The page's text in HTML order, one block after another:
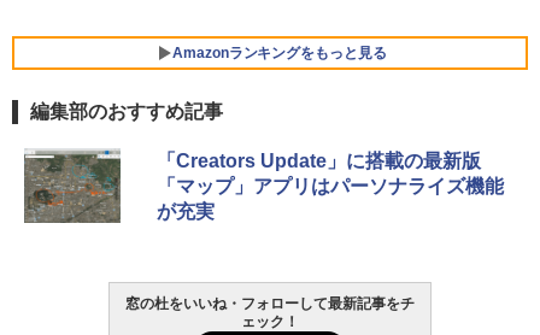
版) 搭載 Windows 11 重量1.7kg Wi-Fi 6
E クワイエットブルー M1502NAQ-R716
Amazonランキングをもっと見る
生成AIパスポート公式テキスト 第４版
￥1,766
1冊ですべて身につくHTML & CSSとWe
bデザイン入門講座［第2版］
Amazon Kindle - 目に優しい、かさばら
ない、大きな画面で読みやすい、6週間持
続バッテリー、6インチディスプレイ電子
書籍リーダー、マッチャ、16GB、広告な
￥16,980
編集部のおすすめ記事
「Creators Update」に搭載の最新版
「マップ」アプリはパーソナライズ機能
が充実
窓の杜をいいね・フォローして最新記事をチ
ェック！